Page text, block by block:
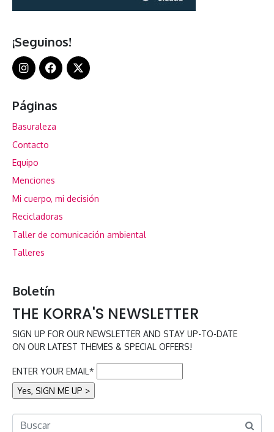
¡Seguinos!
Páginas
Basuraleza
Contacto
Equipo
Menciones
Mi cuerpo, mi decisión
Recicladoras
Taller de comunicación ambiental
Talleres
Boletín
THE KORRA'S NEWSLETTER
SIGN UP FOR OUR NEWSLETTER AND STAY UP-TO-DATE
ON OUR LATEST THEMES & SPECIAL OFFERS!
ENTER YOUR EMAIL*